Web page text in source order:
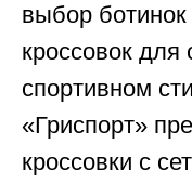
выбор
кроссовок для
спортивном
«Гриспорт»
кроссовки с